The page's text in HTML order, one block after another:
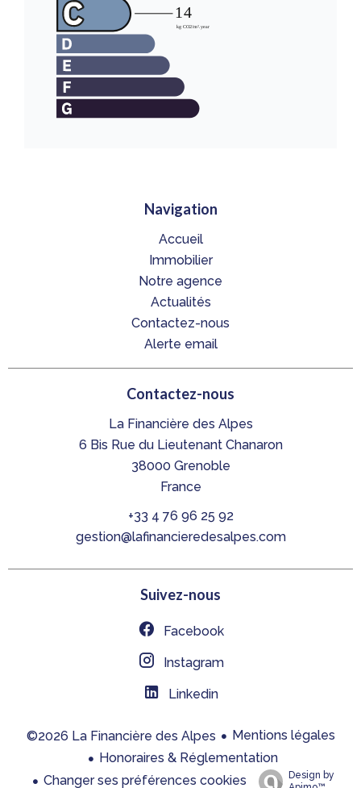
Navigation
Accueil
Immobilier
Notre agence
Actualités
Contactez-nous
Alerte email
Contactez-nous
La Financière des Alpes
6 Bis Rue du Lieutenant Chanaron
38000 Grenoble
France
+33 4 76 96 25 92
gestion@lafinancieredesalpes.com
Suivez-nous
Facebook
Instagram
Linkedin
©2026 La Financière des Alpes
Mentions légales
Honoraires & Réglementation
Changer ses préférences cookies
Design by